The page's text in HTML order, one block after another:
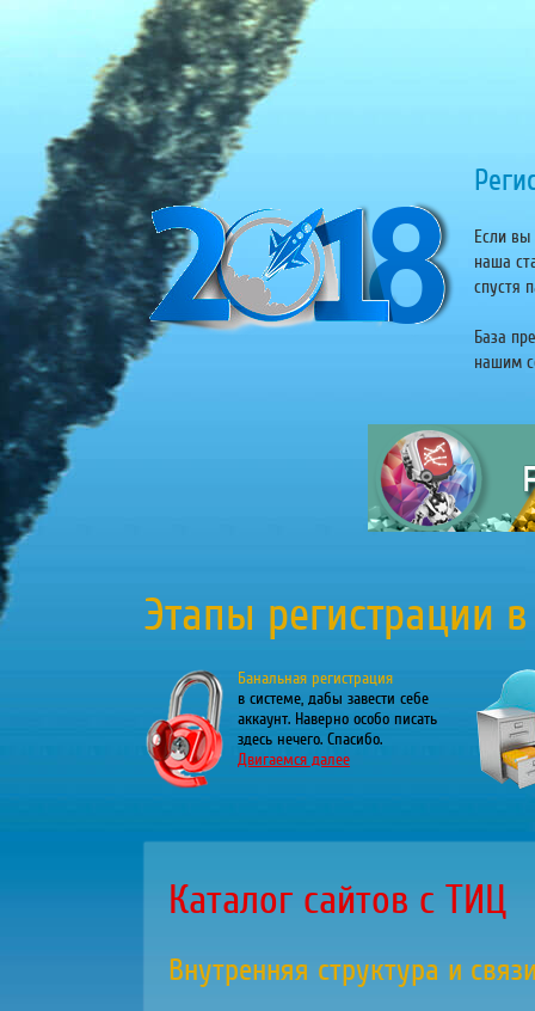
Если вы
наша
спустя
База
нашим
Этапы регистрации
Банальная регистрация
в системе, дабы завести себе
аккаунт. Наверно особо писать
здесь нечего. Спасибо.
Двигаемся далее
Каталог сайтов с ТИЦ
Внутренняя структура и